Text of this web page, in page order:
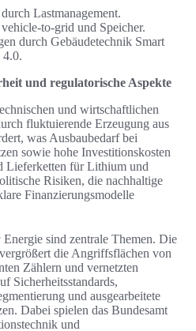
Lastmanagement.
to-grid und Speicher.
durch Gebäudetechnik Smart
und regulatorische Aspekte
und wirtschaftlichen
fluktuierende Erzeugung aus
was Ausbaubedarf bei
sowie hohe Investitionskosten
Lieferketten für Lithium und
Risiken, die nachhaltige
Finanzierungsmodelle
sind zentrale Themen. Die
die Angriffsflächen von
Zählern und vernetzten
Sicherheitsstandards,
und ausgearbeitete
Dabei spielen das Bundesamt
und